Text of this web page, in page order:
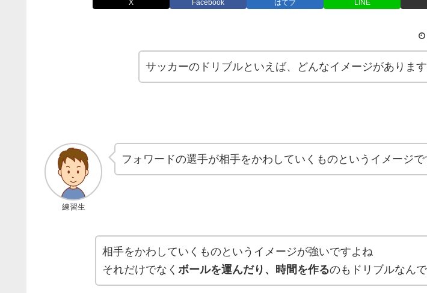
X Facebook はてブ LINE
サッカーのドリブルといえば、どんなイメージがあります
練習生
フォワードの選手が相手をかわしていくものというイメージで
相手をかわしていくものというイメージが強いですよね
それだけでなく ボールを運んだり、時間を作るのもドリブルなん